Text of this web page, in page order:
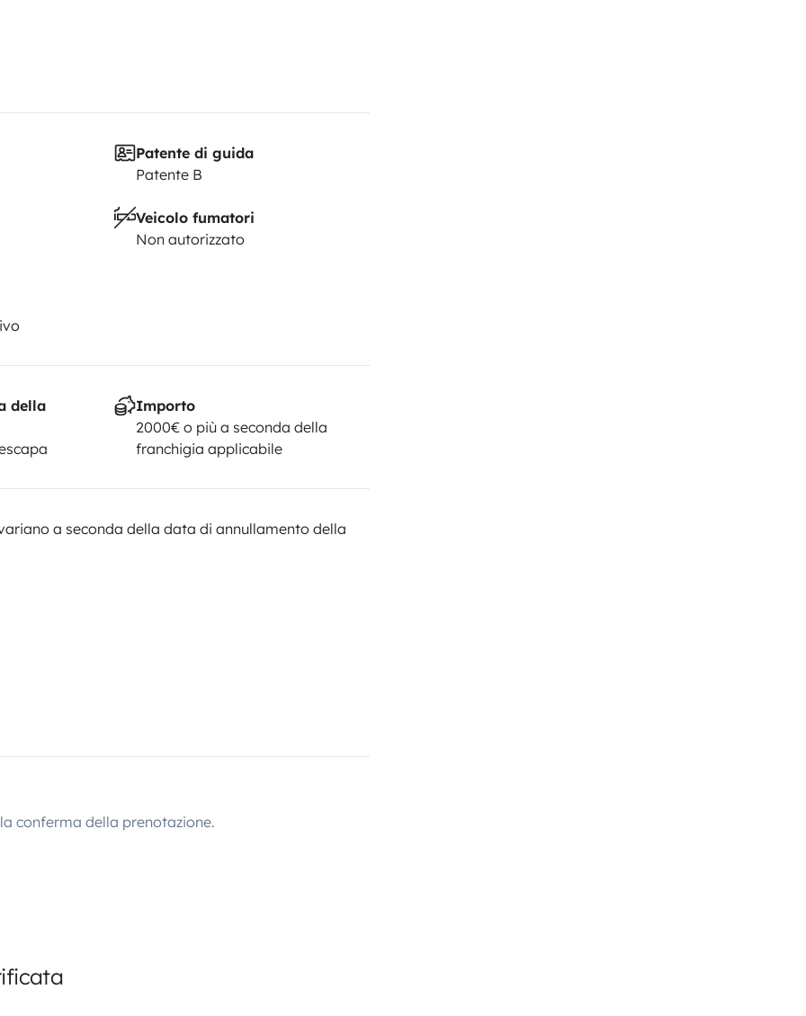
Patente di guida
Patente B
Veicolo fumatori
Non autorizzato
della
Importo
2000€ o più a seconda della
franchigia applicabile
a seconda della data di annullamento della
conferma della prenotazione.